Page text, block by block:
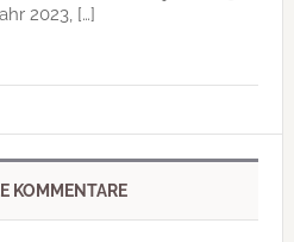
2023, […]
KOMMENTARE